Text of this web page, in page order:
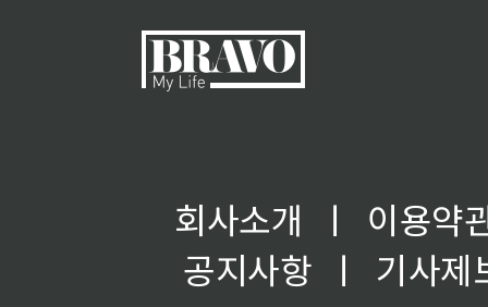
회사소개 ㅣ
이용약
공지사항
ㅣ
기사제